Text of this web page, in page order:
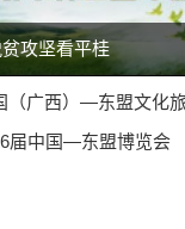
攻坚看平桂
（广西）—东盟文化
届中国—东盟博览会